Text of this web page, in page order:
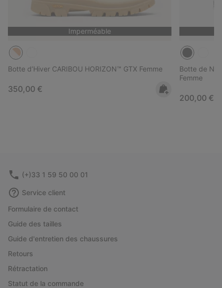
Imperméable
Botte d’Hiver CARIBOU HORIZON™ GTX Femme
Regular price:
350,00 €
Botte de
Femme
Regular
200,00 €
(+)33 1 59 50 00 01
Service client
Formulaire de contact
Guide des tailles
Guide d'entretien des chaussures
Retours
Rétractation
Statut de la commande